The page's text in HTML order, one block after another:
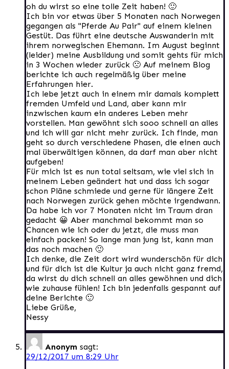
oh du wirst so eine tolle Zeit haben! 🙂
Ich bin vor etwas über 5 Monaten nach Norwegen
gegangen als "Pferde Au Pair" auf einem kleinen
Gestüt. Das führt eine deutsche Auswanderin mit
ihrem norwegischen Ehemann. Im August beginnt
(leider) meine Ausbildung und somit gehts für mich
in 3 Wochen wieder zurück 🙁 Auf meinem Blog
berichte ich auch regelmäßig über meine
Erfahrungen hier.
Ich lebe jetzt auch in einem mir damals komplett
fremden Umfeld und Land, aber kann mir
inzwischen kaum ein anderes Leben mehr
vorstellen. Man gewöhnt sich sooo schnell an alles
und ich will gar nicht mehr zurück. Ich finde, man
geht so durch verschiedene Phasen, die einen auch
mal überwältigen können, da darf man aber nicht
aufgeben!
Für mich ist es nun total seltsam, wie viel sich in
meinem Leben geändert hat und dass ich sogar
schon Pläne schmiede und gerne für längere Zeit
nach Norwegen zurück gehen möchte irgendwann.
Da habe ich vor 7 Monaten nicht im Traum dran
gedacht 😀 Aber manchmal bekommt man so
Chancen wie ich oder du jetzt, die muss man
einfach packen! So lange man jung ist, kann man
das noch machen 🙂
Ich denke, die Zeit dort wird wunderschön für dich
und für dich ist die Kultur ja auch nicht ganz fremd,
da wirst du dich schnell an alles gewöhnen und dich
wie zuhause fühlen! Ich bin jedenfalls gespannt auf
deine Berichte 🙂
Liebe Grüße,
Nessy
Anonym sagt:
29/12/2017 um 8:29 Uhr